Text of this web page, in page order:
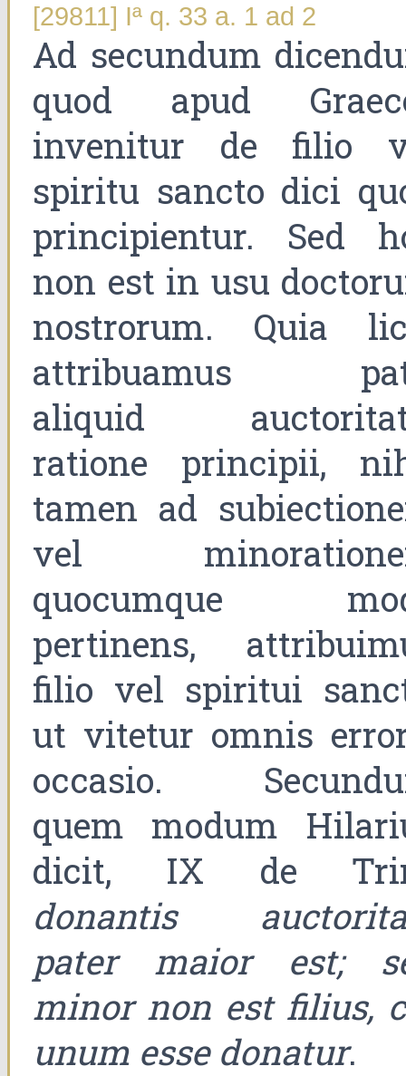
[29811] Iª q. 33 a. 1 ad 2
Ad secundum
quod apud
invenitur de filio
spiritu sancto dici
principientur. Sed
non est in usu
nostrorum. Quia
attribuamus
aliquid
ratione principii,
tamen ad
vel
quocumque
pertinens,
filio vel spiritui
ut vitetur omnis
occasio.
quem modum
dicit, IX de
donantis
pater maior est;
minor non est filius,
unum esse donatur.